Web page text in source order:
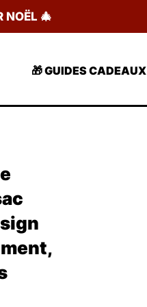
NOËL 🎄
🎁 GUIDES CADEAUX